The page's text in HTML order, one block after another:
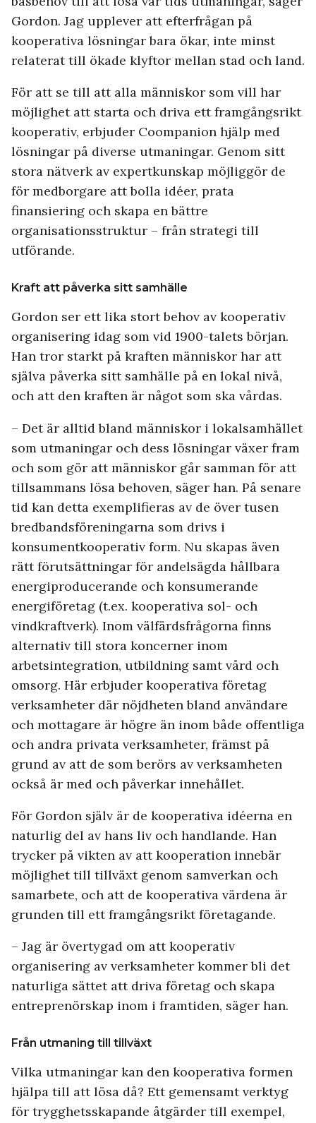
Gordon. Jag upplever att efterfrågan på
kooperativa lösningar bara ökar, inte minst
relaterat till ökade klyftor mellan stad och land.
För att se till att alla människor som vill har
möjlighet att starta och driva ett framgångsrikt
kooperativ, erbjuder Coompanion hjälp med
lösningar på diverse utmaningar. Genom sitt
stora nätverk av expertkunskap möjliggör de
för medborgare att bolla idéer, prata
finansiering och skapa en bättre
organisationsstruktur – från strategi till
utförande.
Kraft att påverka sitt samhälle
Gordon ser ett lika stort behov av kooperativ
organisering idag som vid 1900-talets början.
Han tror starkt på kraften människor har att
själva påverka sitt samhälle på en lokal nivå,
och att den kraften är något som ska vårdas.
– Det är alltid bland människor i lokalsamhället
som utmaningar och dess lösningar växer fram
och som gör att människor går samman för att
tillsammans lösa behoven, säger han. På senare
tid kan detta exemplifieras av de över tusen
bredbandsföreningarna som drivs i
konsumentkooperativ form. Nu skapas även
rätt förutsättningar för andelsägda hållbara
energiproducerande och konsumerande
energiföretag (t.ex. kooperativa sol- och
vindkraftverk). Inom välfärdsfrågorna finns
alternativ till stora koncerner inom
arbetsintegration, utbildning samt vård och
omsorg. Här erbjuder kooperativa företag
verksamheter där nöjdheten bland användare
och mottagare är högre än inom både offentliga
och andra privata verksamheter, främst på
grund av att de som berörs av verksamheten
också är med och påverkar innehållet.
För Gordon själv är de kooperativa idéerna en
naturlig del av hans liv och handlande. Han
trycker på vikten av att kooperation innebär
möjlighet till tillväxt genom samverkan och
samarbete, och att de kooperativa värdena är
grunden till ett framgångsrikt företagande.
– Jag är övertygad om att kooperativ
organisering av verksamheter kommer bli det
naturliga sättet att driva företag och skapa
entreprenörskap inom i framtiden, säger han.
Från utmaning till tillväxt
Vilka utmaningar kan den kooperativa formen
hjälpa till att lösa då? Ett gemensamt verktyg
för trygghetsskapande åtgärder till exempel,